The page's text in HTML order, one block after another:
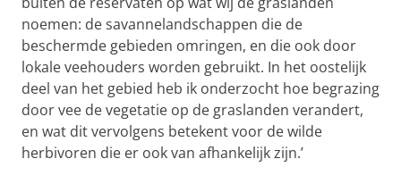
noemen: de savannelandschappen die de
beschermde gebieden omringen, en die ook door
lokale veehouders worden gebruikt. In het oostelijk
deel van het gebied heb ik onderzocht hoe begrazing
door vee de vegetatie op de graslanden verandert,
en wat dit vervolgens betekent voor de wilde
herbivoren die er ook van afhankelijk zijn.’